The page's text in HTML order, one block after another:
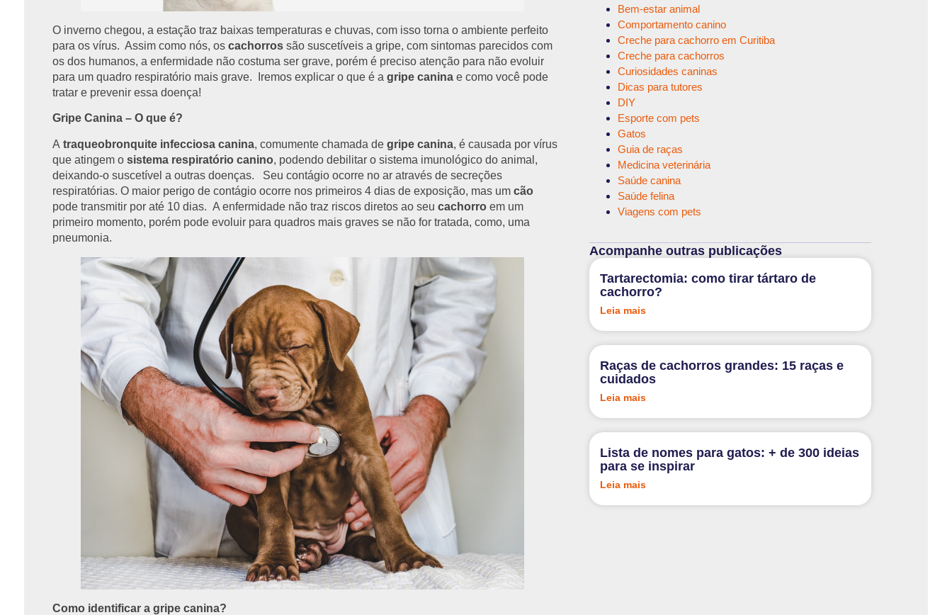
O inverno chegou, a estação traz baixas temperaturas e chuvas, com isso torna o ambiente perfeito
para os vírus. Assim como nós, os cachorrossão suscetíveis a gripe, com sintomas parecidos com
os dos humanos, a enfermidade não costuma ser grave, porém é preciso atenção para não evoluir
para um quadro respiratório mais grave. Iremos explicar o que é a gripe caninae como você pode
tratar e prevenir essa doença!
Gripe Canina – O que é?
A traqueobronquite infecciosa canina, comumente chamada de gripe canina, é causada por vírus
que atingem o sistema respiratório canino, podendo debilitar o sistema imunológico do animal,
deixando-o suscetível a outras doenças. Seu contágio ocorre no ar através de secreções
respiratórias. O maior perigo de contágio ocorre nos primeiros 4 dias de exposição, mas um cão
pode transmitir por até 10 dias. A enfermidade não traz riscos diretos ao seu cachorro em um
primeiro momento, porém pode evoluir para quadros mais graves se não for tratada, como, uma
pneumonia.
Como identificar a gripe canina?
Bem-estar animal
Comportamento canino
Creche para cachorro em Curitiba
Creche para cachorros
Curiosidades caninas
Dicas para tutores
DIY
Esporte com pets
Gatos
Guia de raças
Medicina veterinária
Saúde canina
Saúde felina
Viagens com pets
Acompanhe outras publicações
Tartarectomia: como tirar tártaro de
cachorro?
Leia mais
Raças de cachorros grandes: 15 raças e
cuidados
Leia mais
Lista de nomes para gatos: + de 300 ideias
para se inspirar
Leia mais